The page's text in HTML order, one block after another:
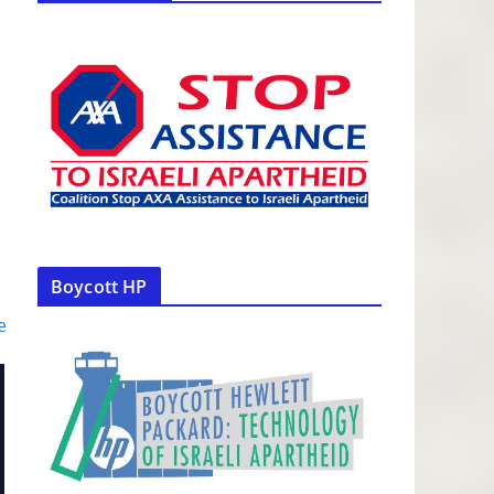
Boycott HP